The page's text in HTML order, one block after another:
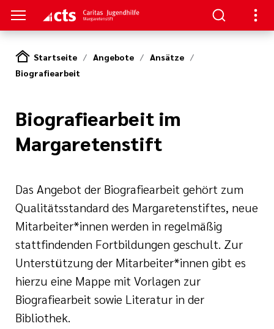
der cts
Dienst
Startseite Angebote
Ansätze
Biografiearbeit
Biografiearbeit im
Margaretenstift
Das Angebot der Biografiearbeit gehört zum
Qualitätsstandard des Margaretenstiftes, neue
Mitarbeiter*innen werden in regelmäßig
stattfindenden Fortbildungen geschult. Zur
Unterstützung der Mitarbeiter*innen gibt es
hierzu eine Mappe mit Vorlagen zur
Biografiearbeit sowie Literatur in der
Bibliothek.